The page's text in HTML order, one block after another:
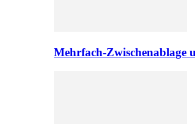
Mehrfach-Zwischenablage